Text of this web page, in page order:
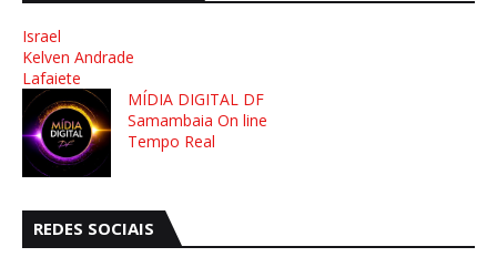
Israel
Kelven Andrade
Lafaiete
MÍDIA DIGITAL DF
Samambaia On line
Tempo Real
REDES SOCIAIS